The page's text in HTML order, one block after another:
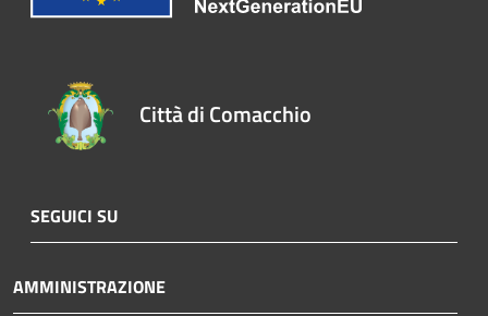
Città di Comacchio
SEGUICI SU
AMMINISTRAZIONE